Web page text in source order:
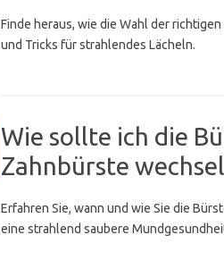
Finde heraus, wie die Wahl der
und Tricks für strahlendes Lächeln.
Wie sollte ich die
Zahnbürste
Erfahren Sie, wann und wie Sie die
eine strahlend saubere